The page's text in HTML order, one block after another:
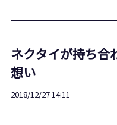
ネクタイが持ち合
想い
2018/12/27 14:11